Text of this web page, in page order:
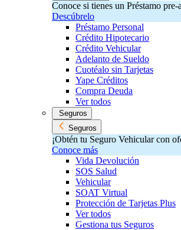
Conoce si tienes un Préstamo pre-
Descúbrelo
Préstamo Personal
Crédito Hipotecario
Crédito Vehicular
Adelanto de Sueldo
Cuotéalo sin Tarjetas
Yape Créditos
Compra Deuda
Ver todos
Seguros
Seguros
¡Obtén tu Seguro Vehicular con
Conoce más
Vida Devolución
SOS Salud
Vehicular
SOAT Virtual
Protección de Tarjetas Plus
Ver todos
Gestiona tus Seguros